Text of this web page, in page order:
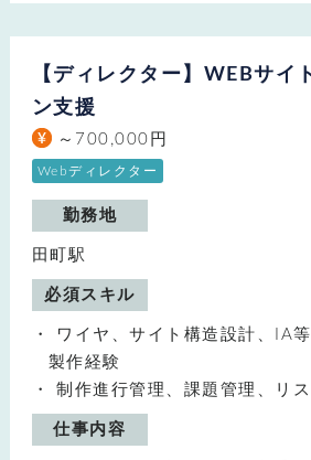
【ディレクター】WEBサイ
ン支援
～700,000円
Webディレクター
勤務地
田町駅
必須スキル
ワイヤ、サイト構造設計、IA
製作経験
制作進行管理、課題管理、リ
仕事内容